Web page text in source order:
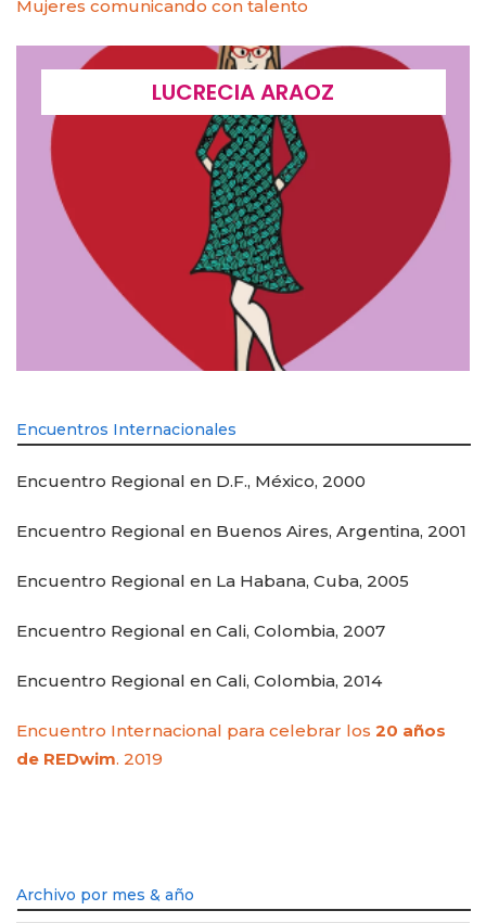
Mujeres comunicando con talento
LUCRECIA ARAOZ
Encuentros Internacionales
Encuentro Regional en D.F., México, 2000
Encuentro Regional en Buenos Aires, Argentina, 2001
Encuentro Regional en La Habana, Cuba, 2005
Encuentro Regional en Cali, Colombia, 2007
Encuentro Regional en Cali, Colombia, 2014
Encuentro Internacional para celebrar los 20 años
de REDwim. 2019
Archivo por mes & año